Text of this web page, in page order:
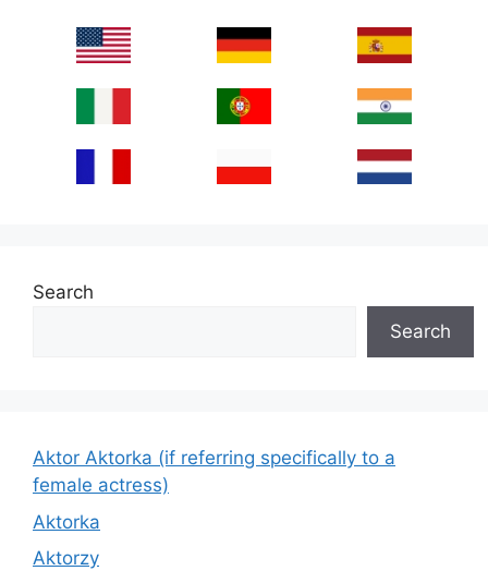
Search
Search
Aktor Aktorka (if referring specifically to a
female actress)
Aktorka
Aktorzy